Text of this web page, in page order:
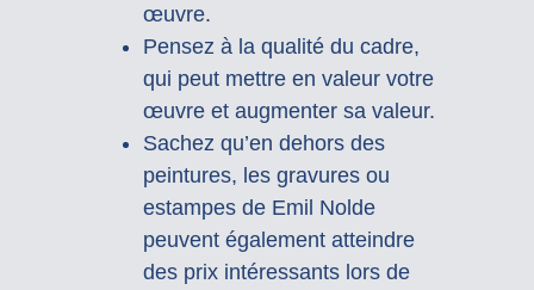
œuvre.
Pensez à la qualité du cadre,
qui peut mettre en valeur votre
œuvre et augmenter sa valeur.
Sachez qu’en dehors des
peintures, les gravures ou
estampes de Emil Nolde
peuvent également atteindre
des prix intéressants lors de